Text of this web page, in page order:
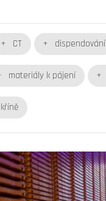
CT dispendování
materiály k pájení